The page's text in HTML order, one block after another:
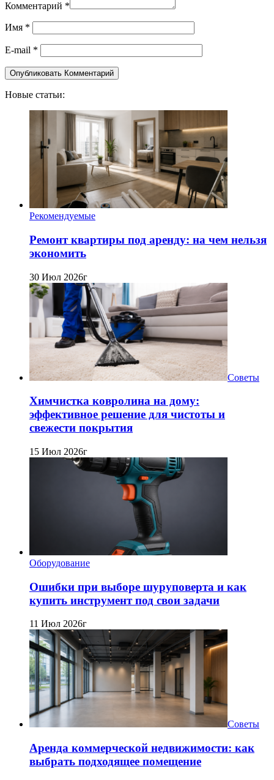
Комментарий *
Имя *
E-mail *
Новые статьи:
Рекомендуемые
Ремонт квартиры под аренду: на чем нельзя
экономить
30 Июл 2026г
Советы
Химчистка ковролина на дому:
эффективное решение для чистоты и
свежести покрытия
15 Июл 2026г
Оборудование
Ошибки при выборе шуруповерта и как
купить инструмент под свои задачи
11 Июл 2026г
Советы
Аренда коммерческой недвижимости: как
выбрать подходящее помещение